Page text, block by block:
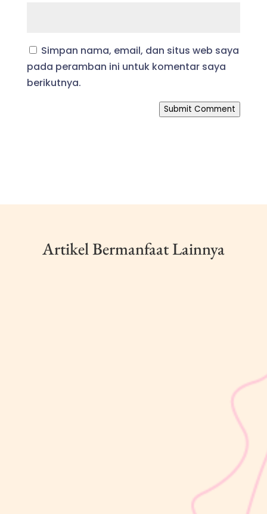
Simpan nama, email, dan situs web saya
pada peramban ini untuk komentar saya
berikutnya.
Submit Comment
Artikel Bermanfaat Lainnya